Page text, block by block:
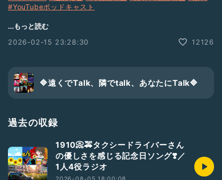
#YouTubeポッドキャスト
===========
===========
1:35 『Radiotalk』と『YouTubeポッドキャスト』等の音声
配信について
6:06 今年も『経鼻内視鏡検査』を受けてきました❣️🙌
11:34 closing
※お借りしたBGM∶にゃるぱかBGM工房様「ティータイム」
...もっと読む
2026-02-15 23:28:30
12126
🔷遠くでTalk、隣でtalk、あなたにTalk🔷
過去の収録
1910📀🚕タクシードライバーさん
の優しさを感じる記念日ソング❣️／
1人4役ラジオ